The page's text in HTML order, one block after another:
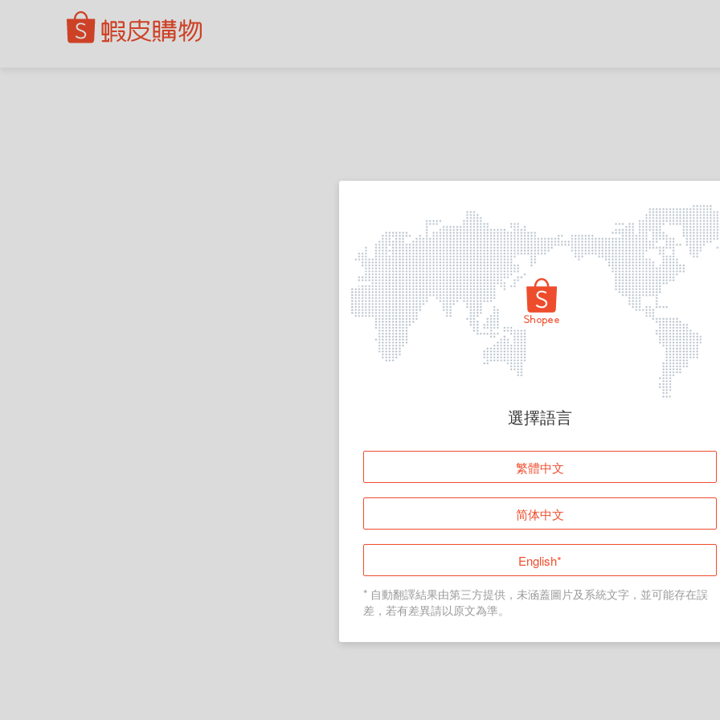
頁面無法顯示
登入
返回首頁
選擇語言
繁體中文
简体中文
English*
* 自動翻譯結果由第三方提供，未涵蓋圖片及系統文字，並可能存在誤
差，若有差異請以原文為準。